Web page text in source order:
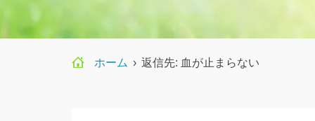
ホーム › 返信先: 血が止まらない